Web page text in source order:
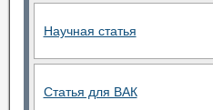
Научная статья
Статья для ВАК